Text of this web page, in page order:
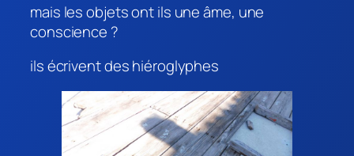
mais les objets ont ils une âme, une
conscience ?
ils écrivent des hiéroglyphes